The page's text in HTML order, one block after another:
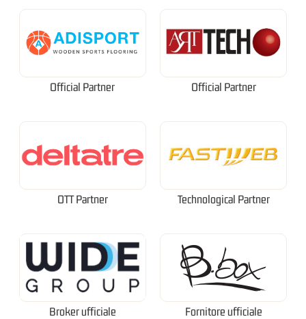
Official Partner Official Partner
OTT Partner Technological Partner
Broker ufficiale Fornitore ufficiale